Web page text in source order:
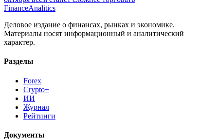
Деловое издание о финансах, рынках и экономике.
Материалы носят информационный и аналитический
характер.
Разделы
Crypto+
ИИ
Журнал
Рейтинги
Документы